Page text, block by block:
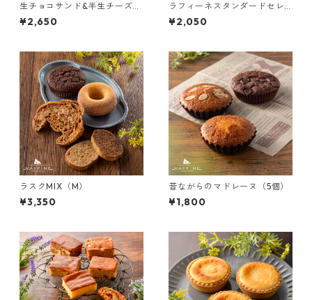
生チョコサンド&半生チーズタ
ルト（10個入）
¥2,650
ラフィーネスタンダードセレ
クション（S）
¥2,050
ラスクMIX（M）
¥3,350
昔ながらのマドレーヌ（5個）
¥1,800